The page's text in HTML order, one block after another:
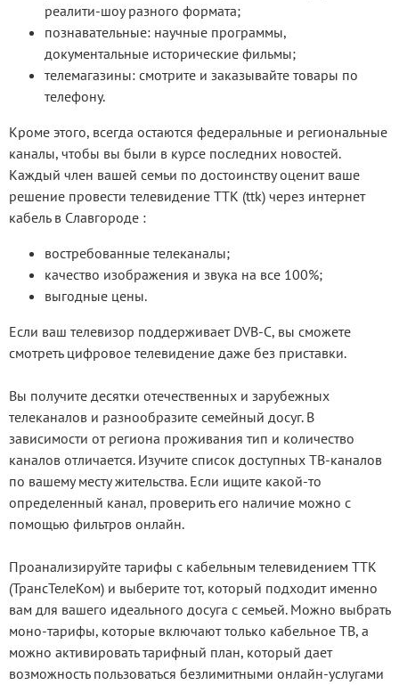
реалити-шоу разного формата;
познавательные: научные программы,
документальные исторические фильмы;
телемагазины: смотрите и заказывайте товары по
телефону.
Кроме этого, всегда остаются федеральные и региональные
каналы, чтобы вы были в курсе последних новостей.
Каждый член вашей семьи по достоинству оценит ваше
решение провести телевидение ТТК (ttk) через интернет
кабель в Славгороде :
востребованные телеканалы;
качество изображения и звука на все 100%;
выгодные цены.
Если ваш телевизор поддерживает DVB-C, вы сможете
смотреть цифровое телевидение даже без приставки.
Вы получите десятки отечественных и зарубежных
телеканалов и разнообразите семейный досуг. В
зависимости от региона проживания тип и количество
каналов отличается. Изучите список доступных ТВ-каналов
по вашему месту жительства. Если ищите какой-то
определенный канал, проверить его наличие можно с
помощью фильтров онлайн.
Проанализируйте тарифы с кабельным телевидением ТТК
(ТрансТелеКом) и выберите тот, который подходит именно
вам для вашего идеального досуга с семьей. Можно выбрать
моно-тарифы, которые включают только кабельное ТВ, а
можно активировать тарифный план, который дает
возможность пользоваться безлимитными онлайн-услугами